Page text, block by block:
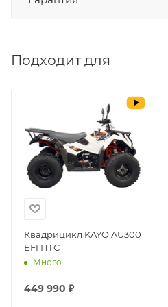
Уважаемые
которыми
покупателю, в
товара в нашем
размещены общие
решению возможных
случаев и образцы
гарантийные
приобретаемую
изложены в
эксплуатации
Подходит для
Квадрицикл KAYO AU300
EFI ПТС
Много
449 990 ₽